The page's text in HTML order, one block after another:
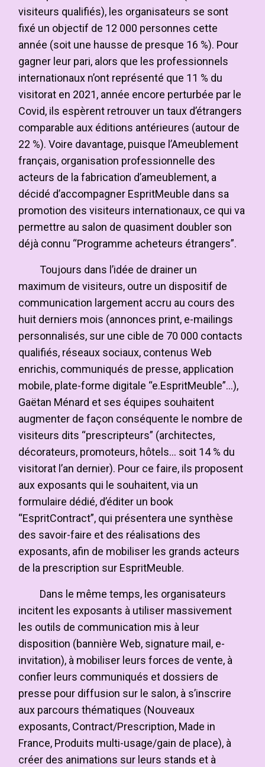
visiteurs qualifiés), les organisateurs se sont
fixé un objectif de 12 000 personnes cette
année (soit une hausse de presque 16 %). Pour
gagner leur pari, alors que les professionnels
internationaux n’ont représenté que 11 % du
visitorat en 2021, année encore perturbée par le
Covid, ils espèrent retrouver un taux d’étrangers
comparable aux éditions antérieures (autour de
22 %). Voire davantage, puisque l’Ameublement
français, organisation professionnelle des
acteurs de la fabrication d’ameublement, a
décidé d’accompagner EspritMeuble dans sa
promotion des visiteurs internationaux, ce qui va
permettre au salon de quasiment doubler son
déjà connu “Programme acheteurs étrangers”.
Toujours dans l’idée de drainer un
maximum de visiteurs, outre un dispositif de
communication largement accru au cours des
huit derniers mois (annonces print, e-mailings
personnalisés, sur une cible de 70 000 contacts
qualifiés, réseaux sociaux, contenus Web
enrichis, communiqués de presse, application
mobile, plate-forme digitale “e.EspritMeuble”…),
Gaëtan Ménard et ses équipes souhaitent
augmenter de façon conséquente le nombre de
visiteurs dits “prescripteurs” (architectes,
décorateurs, promoteurs, hôtels… soit 14 % du
visitorat l’an dernier). Pour ce faire, ils proposent
aux exposants qui le souhaitent, via un
formulaire dédié, d’éditer un book
“EspritContract”, qui présentera une synthèse
des savoir-faire et des réalisations des
exposants, afin de mobiliser les grands acteurs
de la prescription sur EspritMeuble.
Dans le même temps, les organisateurs
incitent les exposants à utiliser massivement
les outils de communication mis à leur
disposition (bannière Web, signature mail, e-
invitation), à mobiliser leurs forces de vente, à
confier leurs communiqués et dossiers de
presse pour diffusion sur le salon, à s’inscrire
aux parcours thématiques (Nouveaux
exposants, Contract/Prescription, Made in
France, Produits multi-usage/gain de place), à
créer des animations sur leurs stands et à